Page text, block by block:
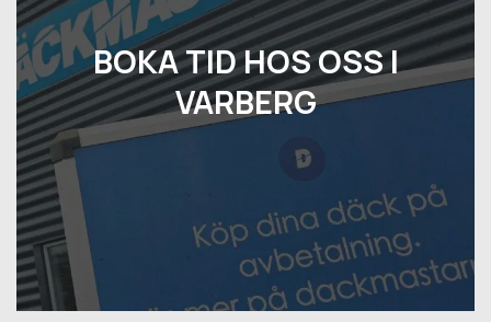
BOKA TID HOS OSS I
VARBERG